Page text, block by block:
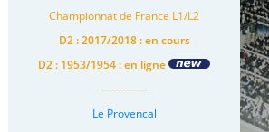
Championnat de France L1/L2
D2 : 2017/2018 : en cours
D2 : 1953/1954 : en ligne
-------------
Le Provencal